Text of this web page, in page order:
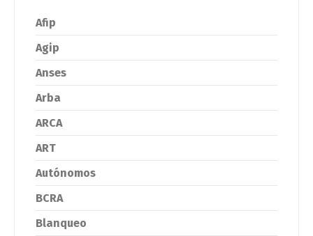
Afip
Agip
Anses
Arba
ARCA
ART
Autónomos
BCRA
Blanqueo